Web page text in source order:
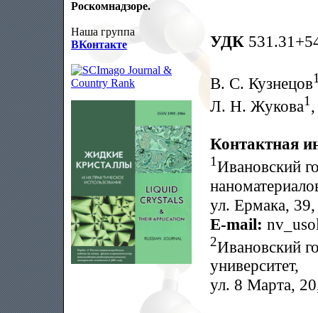
Роскомнадзоре.
Наша группа
ВКонтакте
УДК
В. С. Кузнецов
Л. Н. Жукова1
Контактная
1Ивановский
ул. Ермака,
E-mail:
2Ивановский
университет,
ул. 8 Марта,